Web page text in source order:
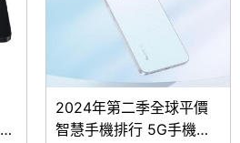
現依舊出色。究竟
2024年第二季全球平價
智慧手機排行 5G手機首